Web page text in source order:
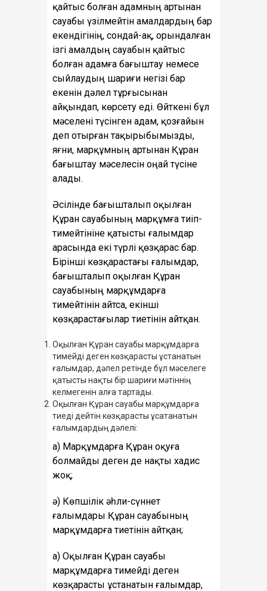
қайтыс болған адамның артынан
сауабы үзілмейтін амалдардың бар
екендігінің, сондай-ақ, орындалған
ізгі амалдың сауабын қайтыс
болған адамға бағыштау немесе
сыйлаудың шариғи негізі бар
екенін дәлел тұрғысынан
айқындап, көрсету еді. Өйткені бұл
мәселені түсінген адам, қозғайын
деп отырған тақырыбымызды,
яғни, марқұмның артынан Құран
бағыштау мәселесін оңай түсіне
алады.
Әсілінде бағышталып оқылған
Құран сауабының марқұмға тиіп-
тимейтініне қатысты ғалымдар
арасында екі түрлі қөзқарас бар.
Бірінші көзқарастағы ғалымдар,
бағышталып оқылған Құран
сауабының марқұмдарға
тимейтінін айтса, екінші
көзқарастағылар тиетінін айтқан.
Оқылған Құран сауабы марқұмдарға
тимейді деген көзқарасты ұстанатын
ғалымдар, дәлел ретінде бұл мәселеге
қатысты нақты бір шариғи мәтіннің
келмегенін алға тартады.
Оқылған Құран сауабы марқұмдарға
тиеді дейтін көзқарасты ұсатанатын
ғалымдардың дәлелі:
а) Марқұмдарға Құран оқуға
болмайды деген де нақты хадис
жоқ;
ә) Көпшілік әһли-сүннет
ғалымдары Құран сауабының
марқұмдарға тиетінін айтқан;
а) Оқылған Құран сауабы
марқұмдарға тимейді деген
көзқарасты ұстанатын ғалымдар,